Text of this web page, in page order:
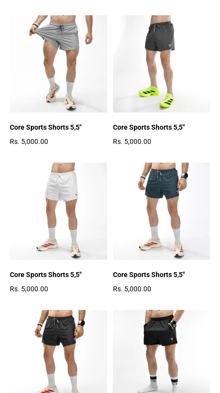
Core Sports Shorts 5,5"
Rs. 5,000.00
Core Sports Shorts 5,5"
Rs. 5,000.00
Core Sports Shorts 5,5"
Rs. 5,000.00
Core Sports Shorts 5,5"
Rs. 5,000.00